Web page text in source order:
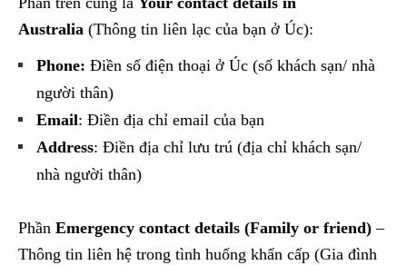
Australia (Thông tin liên lạc của bạn ở Úc):
Phone: Điền số điện thoại ở Úc (số khách sạn/ nhà
người thân)
Email: Điền địa chỉ email của bạn
Address: Điền địa chỉ lưu trú (địa chỉ khách sạn/
nhà người thân)
Phần Emergency contact details (Family or friend) –
Thông tin liên hệ trong tình huống khẩn cấp (Gia đình